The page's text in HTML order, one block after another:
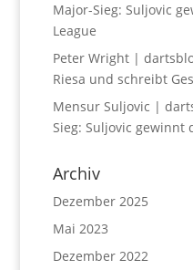
Major-Sieg: Suljovic
League
Peter Wright |
Riesa und schreibt
Mensur Suljovic |
Sieg: Suljovic gewinnt
Archiv
Dezember 2025
Mai 2023
Dezember 2022